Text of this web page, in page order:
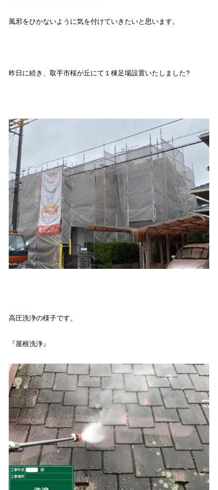
風邪をひかないように気を付けていきたいと思います。
昨日に続き、取手市桜が丘にて１棟足場設置いたしました?
高圧洗浄の様子です。
『屋根洗浄』